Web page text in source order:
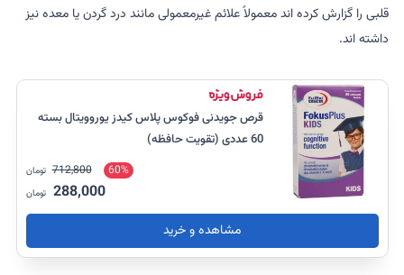
قلبی را گزارش کرده اند معمولاً علائم غیرمعمولی مانند درد گردن یا معده نیز
داشته اند.
قرص جویدنی فوکوس پلاس کیدز یوروویتال بسته
60 عددی (تقویت حافظه)
60%
712,800 تومان
288,000 تومان
مشاهده و خرید